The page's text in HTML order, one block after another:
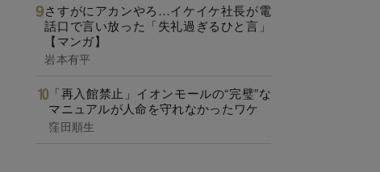
さすがにアカンやろ…イケイケ社長が電
話口で言い放った「失礼過ぎるひと言」
【マンガ】
岩本有平
「再入館禁止」イオンモールの“完璧”な
マニュアルが人命を守れなかったワケ
窪田順生